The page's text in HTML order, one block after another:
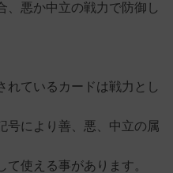
悪か中立の戦力で防御し
ているカードは戦力とし
により善、悪、中立の属
使える事があります。